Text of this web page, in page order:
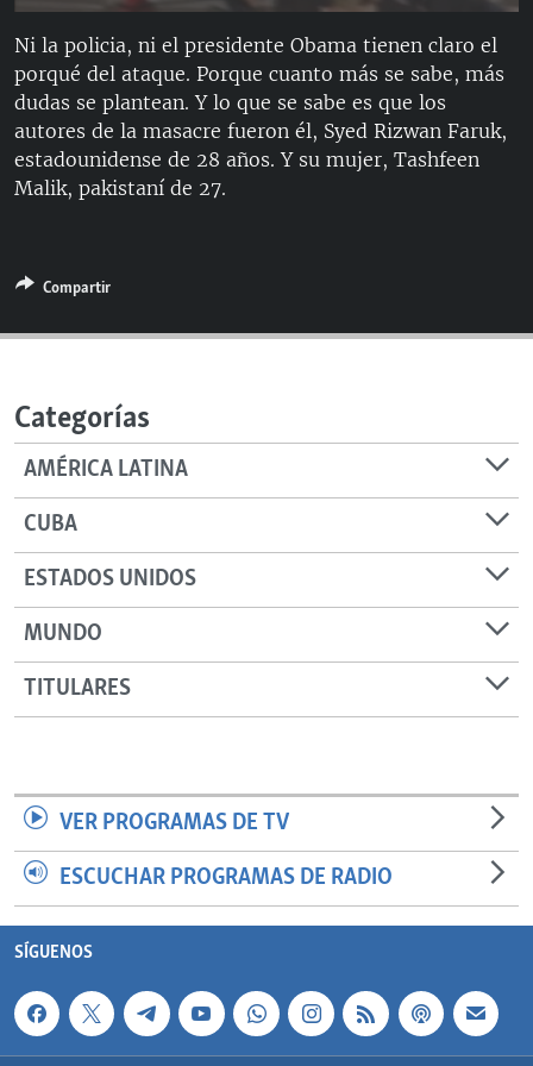
ESPECIALES
ESPECIALES
LA REALIDAD DE LA VIVIENDA EN CUBA
SER VIEJO EN CUBA
LOS SANTOS DE HIALEAH
MULTIMEDIA
EDITORIALES
Ni la policia, ni el presidente Obama tienen claro el
porqué del ataque. Porque cuanto más se sabe, más
dudas se plantean. Y lo que se sabe es que los
autores de la masacre fueron él, Syed Rizwan Faruk,
estadounidense de 28 años. Y su mujer, Tashfeen
Malik, pakistaní de 27.
Compartir
Categorías
AMÉRICA LATINA
CUBA
ESTADOS UNIDOS
MUNDO
TITULARES
VER PROGRAMAS DE TV
ESCUCHAR PROGRAMAS DE RADIO
SÍGUENOS